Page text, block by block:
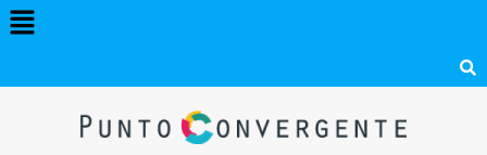
Menú